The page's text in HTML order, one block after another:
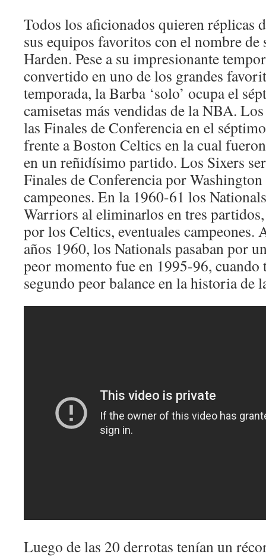
Todos los aficionados quieren réplicas
sus equipos favoritos con el nombre de
Harden. Pese a su impresionante
convertido en uno de los grandes
temporada, la Barba ‘solo’ ocupa el
camisetas más vendidas de la NBA.
las Finales de Conferencia en el
frente a Boston Celtics en la cual
en un reñidísimo partido. Los Sixers
Finales de Conferencia por
campeones. En la 1960-61 los
Warriors al eliminarlos en tres
por los Celtics, eventuales campeones.
años 1960, los Nationals pasaban por
peor momento fue en 1995-96,
segundo peor balance en la historia de
Luego de las 20 derrotas tenían un